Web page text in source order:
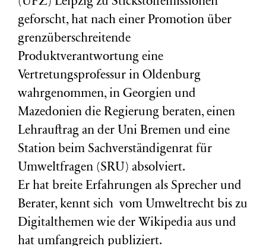
geforscht, hat nach einer Promotion über
grenzüberschreitende
Produktverantwortung eine
Vertretungsprofessur in Oldenburg
wahrgenommen, in Georgien und
Mazedonien die Regierung beraten, einen
Lehrauftrag an der Uni Bremen und eine
Station beim Sachverständigenrat für
Umweltfragen (SRU) absolviert.
Er hat breite Erfahrungen als Sprecher und
Berater, kennt sich vom Umweltrecht bis zu
Digitalthemen wie der Wikipedia aus und
hat umfangreich publiziert.